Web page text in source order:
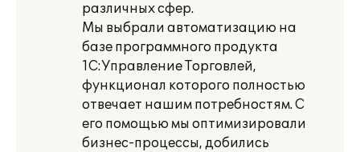
различных сфер.
Мы выбрали автоматизацию на
базе программного продукта
1С:Управление Торговлей,
функционал которого полностью
отвечает нашим потребностям. С
его помощью мы оптимизировали
бизнес-процессы, добились